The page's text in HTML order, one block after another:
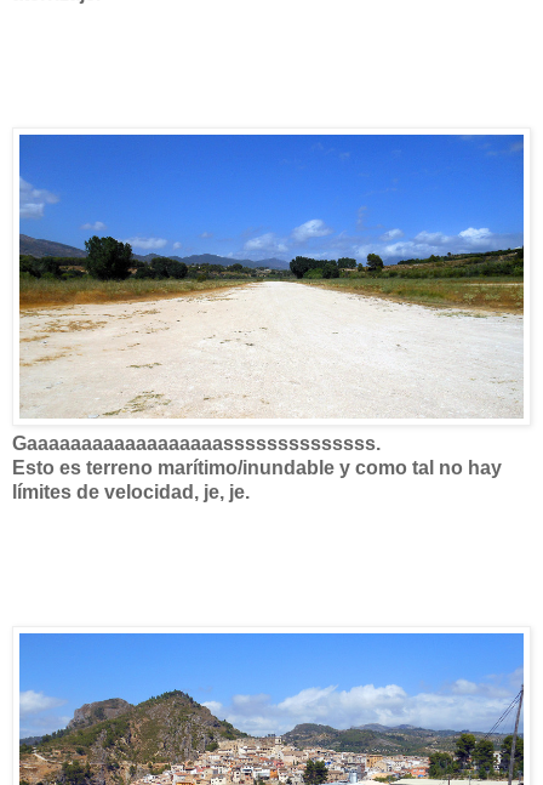
Gaaaaaaaaaaaaaaaaaassssssssssssss.
Esto es terreno marítimo/inundable y como tal no hay
límites de velocidad, je, je.